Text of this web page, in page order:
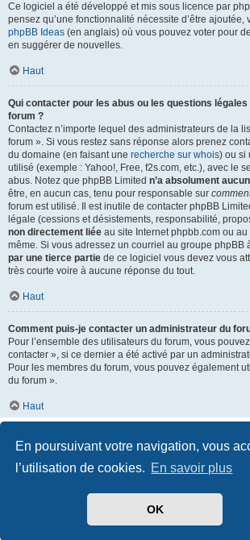
En poursuivant votre navigation, vous
l’utilisation de cookies. En savoir plus
OK
Ce logiciel a été développé et mis sous licence par
pensez qu’une fonctionnalité nécessite d’être ajoutée,
phpBB Ideas (en anglais) où vous pouvez voter pour
en suggérer de nouvelles.
Haut
Qui contacter pour les abus ou les questions
forum ?
Contactez n’importe lequel des administrateurs de la
forum ». Si vous restez sans réponse alors prenez
du domaine (en faisant une recherche sur whois) ou si
utilisé (exemple : Yahoo!, Free, f2s.com, etc.), avec le
abus. Notez que phpBB Limited n’a absolument
être, en aucun cas, tenu pour responsable sur
forum est utilisé. Il est inutile de contacter phpBB
légale (cessions et désistements, responsabilité,
non directement liée au site Internet phpbb.com ou
même. Si vous adressez un courriel au groupe phpBB
par une tierce partie de ce logiciel vous devez vous
très courte voire à aucune réponse du tout.
Haut
Comment puis-je contacter un administrateur du
Pour l’ensemble des utilisateurs du forum, vous
contacter », si ce dernier a été activé par un
Pour les membres du forum, vous pouvez également
du forum ».
Haut
Index du forum
Développé parphpBB® Forum Software ©
Traduit par
Side-car club Français